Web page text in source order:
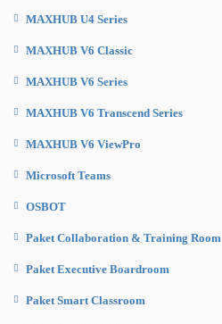
MAXHUB U4 Series
MAXHUB V6 Classic
MAXHUB V6 Series
MAXHUB V6 Transcend Series
MAXHUB V6 ViewPro
Microsoft Teams
OSBOT
Paket Collaboration & Training Room
Paket Executive Boardroom
Paket Smart Classroom